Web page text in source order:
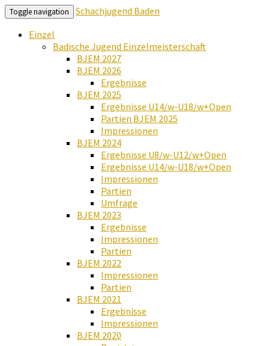
Toggle navigation
Schachjugend Baden
Einzel
Badische Jugend Einzelmeisterschaft
BJEM 2027
BJEM 2026
Ergebnisse
BJEM 2025
Ergebnisse U14/w-U18/w+Open
Partien BJEM 2025
Impressionen
BJEM 2024
Ergebnisse U8/w-U12/w+Open
Ergebnisse U14/w-U18/w+Open
Impressionen
Partien
Umfrage
BJEM 2023
Ergebnisse
Impressionen
Partien
BJEM 2022
Impressionen
Partien
BJEM 2021
Ergebnisse
Impressionen
BJEM 2020